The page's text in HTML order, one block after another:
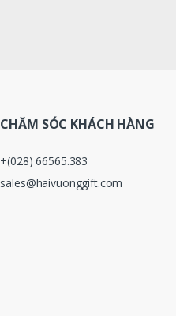
CHĂM SÓC KHÁCH HÀNG
+(028) 66565.383
sales@haivuonggift.com